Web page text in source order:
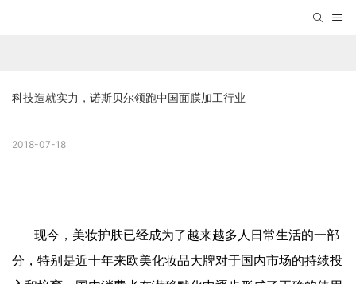
科技造就实力，诺斯贝尔领跑中国面膜加工行业
2018-07-18
现今，美妆护肤已经成为了越来越多人日常生活的一部
分，特别是近十年来欧美化妆品大牌对于国内市场的持续投